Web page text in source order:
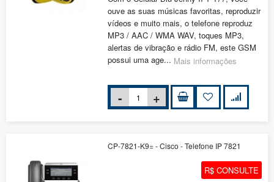
ouve as suas músicas favoritas, reproduzir
vídeos e muito mais, o telefone reproduz
MP3 / AAC / WMA WAV, toques MP3,
alertas de vibração e rádio FM, este GSM
possui uma age... Mais informações
CP-7821-K9= - Cisco - Telefone IP 7821
R$ CONSULTE